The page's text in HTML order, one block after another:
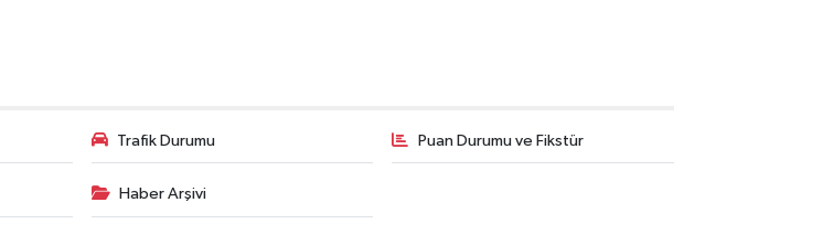
Trafik Durumu Puan Durumu ve Fikstür
Haber Arşivi